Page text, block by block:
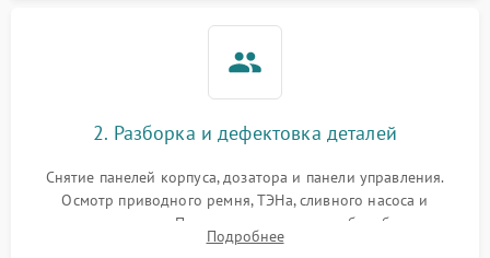
2. Разборка и дефектовка деталей
Снятие панелей корпуса, дозатора и панели управления.
Осмотр приводного ремня, ТЭНа, сливного насоса и
амортизаторов. Проверка подшипников барабана и
крестовины на износ, а манжеты люка на разрывы.
Подробнее